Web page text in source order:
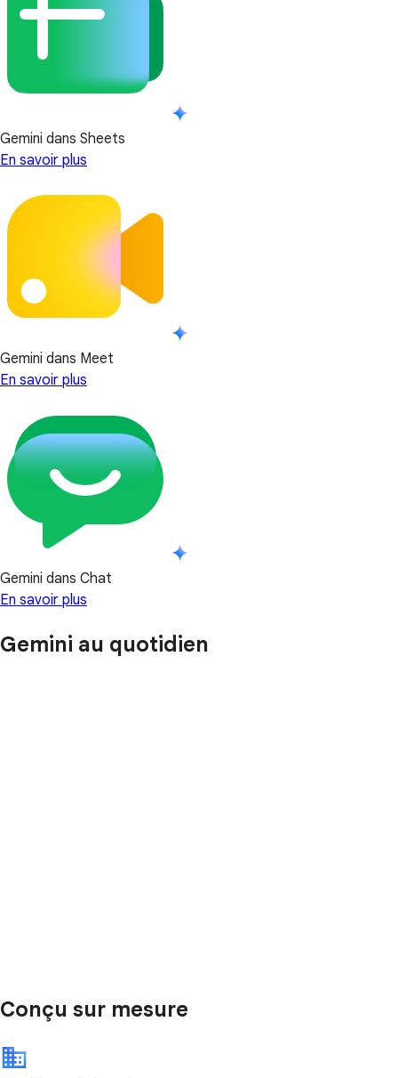
Gemini dans Sheets
En savoir plus
Gemini dans Meet
En savoir plus
Gemini dans Chat
En savoir plus
Gemini au quotidien
Conçu sur mesure